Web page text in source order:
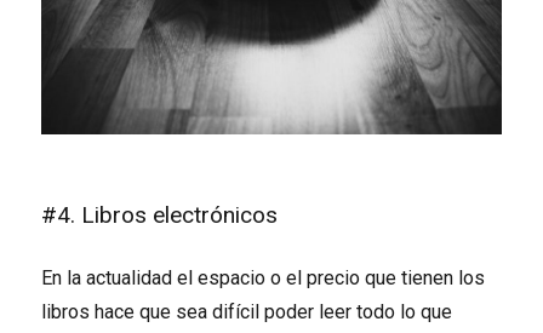
#4. Libros electrónicos
En la actualidad el espacio o el precio que tienen los
libros hace que sea difícil poder leer todo lo que